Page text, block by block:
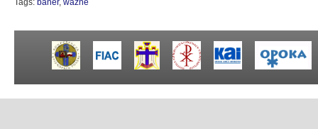
Tags: baner, ważne